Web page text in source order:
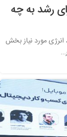
رشد به چه
انرژی مورد نیاز بخش